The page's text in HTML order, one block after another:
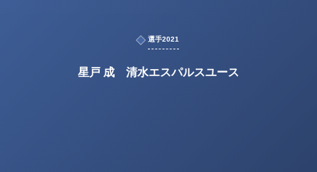
選手2021
星戸 成 清水エスパルスユース